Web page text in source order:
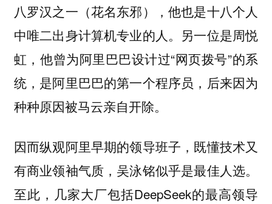
八罗汉之一（花名东邪），他也是十八个人
中唯二出身计算机专业的人。另一位是周悦
虹，他曾为阿里巴巴设计过“网页拨号”的系
统，是阿里巴巴的第一个程序员，后来因为
种种原因被马云亲自开除。
因而纵观阿里早期的领导班子，既懂技术又
有商业领袖气质，吴泳铭似乎是最佳人选。
至此，几家大厂包括DeepSeek的最高领导